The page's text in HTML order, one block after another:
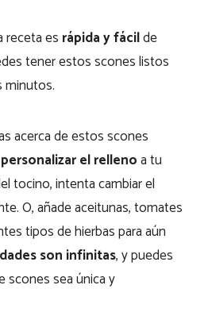
receta es rápida y fácilde
tener estos scones listos
minutos.
acerca de estos scones
personalizar el rellenoa tu
tocino, intenta cambiar el
O, añade aceitunas, tomates
tipos de hierbas para aún
son infinitas, y puedes
scones sea única y